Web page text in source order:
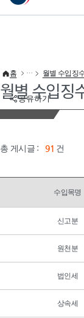
이 누리집은 대한민국
공유하기
홈 월별 수입징
월별 수입징
총 게시글 : 91 건
수입목명
신고분
원천분
법인세
상속세